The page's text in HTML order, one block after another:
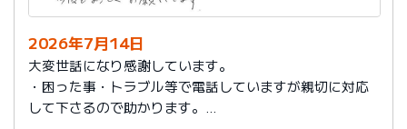
2026年7月14日
大変世話になり感謝しています。
・困った事・トラブル等で電話していますが親切に対応
して下さるので助かります。